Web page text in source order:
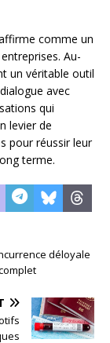
comme un
Au-
un véritable outil
avec
qui
levier de
pour réussir leur
terme.
déloyale